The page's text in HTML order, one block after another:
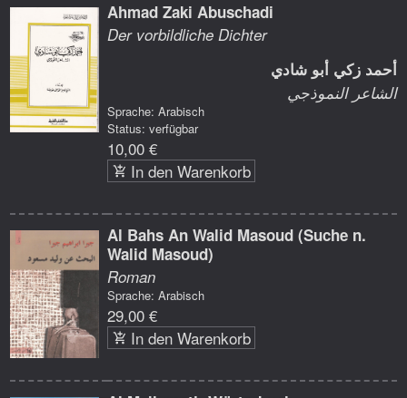
Ahmad Zaki Abuschadi
Der vorbildliche Dichter
أحمد زكي أبو شادي
الشاعر النموذجي
Sprache: Arabisch
Status: verfügbar
10,00 €
In den Warenkorb
Al Bahs An Walid Masoud (Suche n.
Walid Masoud)
Roman
Sprache: Arabisch
29,00 €
In den Warenkorb